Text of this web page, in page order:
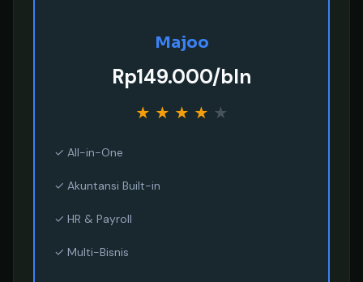
Majoo
Rp149.000/bln
★ ★ ★ ★ ★
✓ All-in-One
✓ Akuntansi Built-in
✓ HR & Payroll
✓ Multi-Bisnis